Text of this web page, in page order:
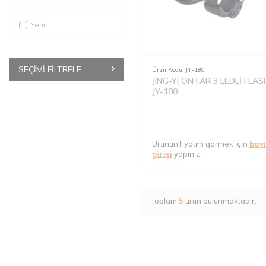
Yeni
SEÇIMI FILTRELE Ürün Kodu :JY-180
JING-YI ÖN FAR 3 LEDLİ
JY-180
Ürünün fiyatını görmek için bayi
girişi yapınız
Toplam 5 ürün bulunmaktadır.